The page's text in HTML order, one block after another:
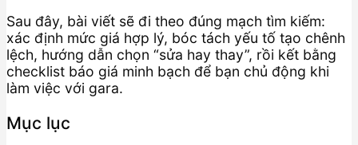
Sau đây, bài viết sẽ đi theo đúng mạch tìm kiếm:
xác định mức giá hợp lý, bóc tách yếu tố tạo chênh
lệch, hướng dẫn chọn “sửa hay thay”, rồi kết bằng
checklist báo giá minh bạch để bạn chủ động khi
làm việc với gara.
Mục lục